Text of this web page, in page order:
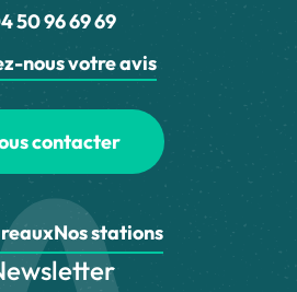
50 96 69 69
nous votre avis
contacter
Nos stations